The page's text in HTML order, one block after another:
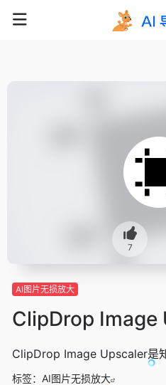
7
AI图片无损放大
ClipDrop Image
ClipDrop Image Upscaler是
标签： AI图片无损放大